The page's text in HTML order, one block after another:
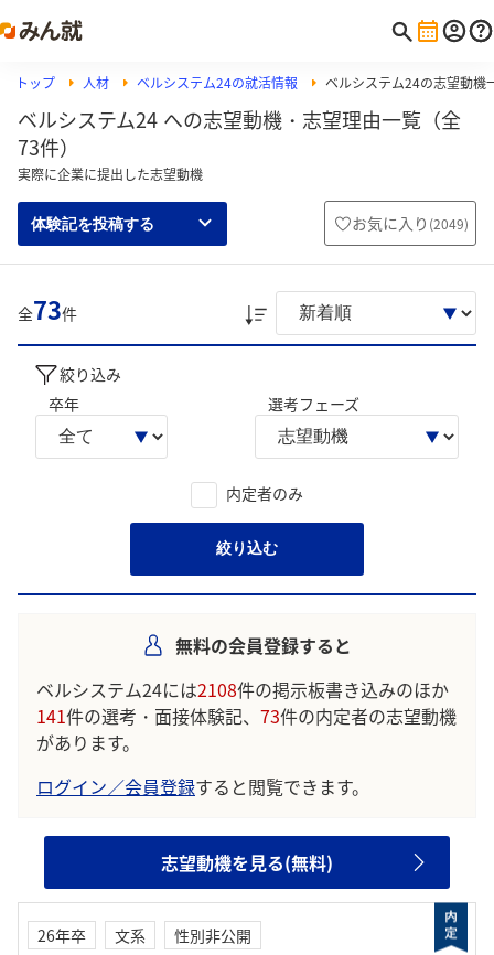
トップ 人材 ベルシステム24の就活情報 ベルシステム24の志望動機
ベルシステム24 への志望動機・志望理由一覧（全
73件）
実際に企業に提出した志望動機
体験記を投稿する お気に入り (2049)
全73件
絞り込み
卒年
選考フェーズ
内定者のみ
絞り込む
無料の会員登録すると
ベルシステム24には2108件の掲示板書き込みのほか
141件の選考・面接体験記、 73件の内定者の志望動機
があります。
ログイン／会員登録すると閲覧できます。
志望動機を見る(無料)
26年卒 文系
性別非公開